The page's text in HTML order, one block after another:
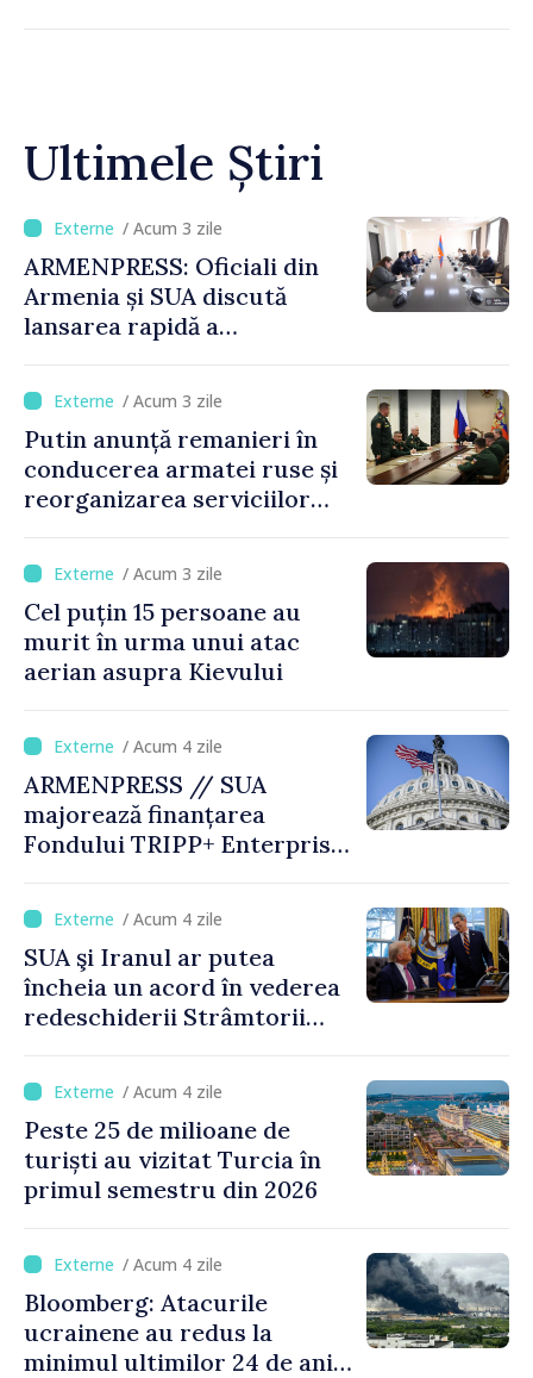
Ultimele Știri
/ Acum 3 zile
ARMENPRESS: Oficiali din
Armenia și SUA discută
lansarea rapidă a
/ Acum 3 zile
Putin anunță remanieri în
conducerea armatei ruse și
reorganizarea serviciilor
/ Acum 3 zile
Cel puțin 15 persoane au
murit în urma unui atac
aerian asupra Kievului
/ Acum 4 zile
ARMENPRESS // SUA
majorează finanțarea
Fondului TRIPP+ Enterprise
milioane de dolari
/ Acum 4 zile
SUA şi Iranul ar putea
încheia un acord în vederea
redeschiderii Strâmtorii
anunţă secretarul american
al Trezoreriei
/ Acum 4 zile
Peste 25 de milioane de
turiști au vizitat Turcia în
primul semestru din 2026
/ Acum 4 zile
Bloomberg: Atacurile
ucrainene au redus la
minimul ultimilor 24 de ani